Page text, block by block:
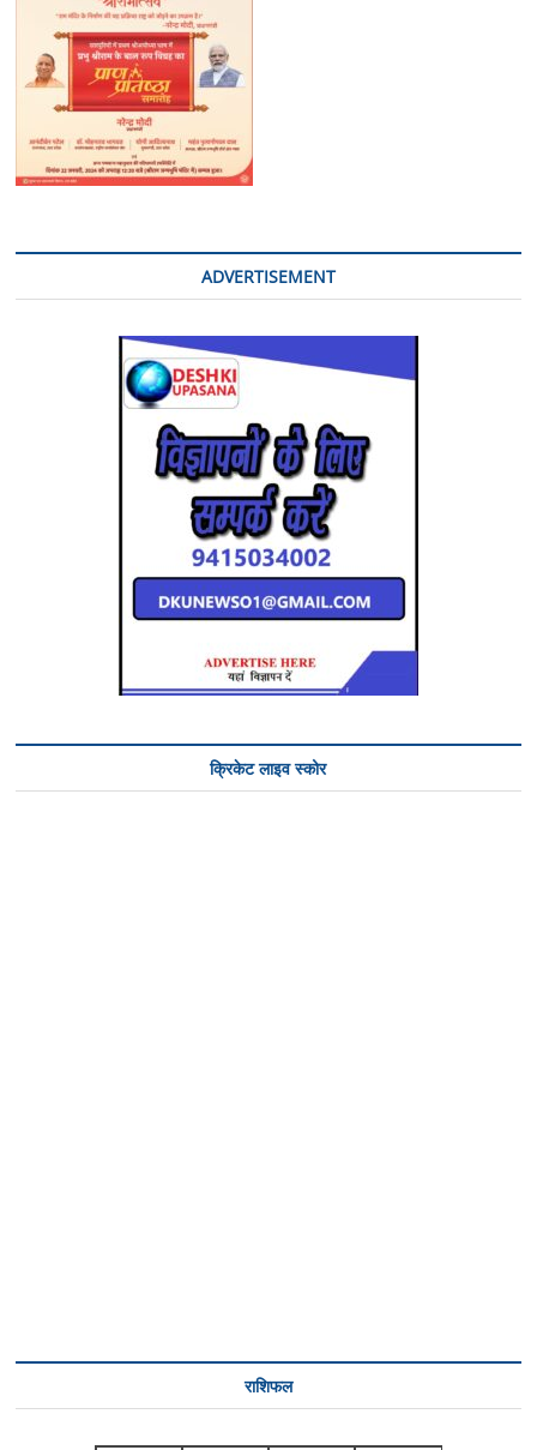
ADVERTISEMENT
क्रिकेट लाइव स्कोर
राशिफल